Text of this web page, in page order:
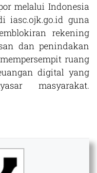
melalui Indonesia
iasc.ojk.go.id guna
rekening
dan penindakan
ruang
digital yang
masyarakat.